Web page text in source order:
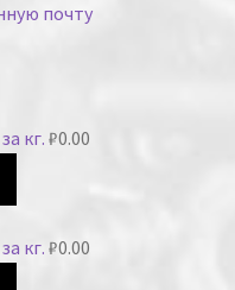
почту
кг. ₽0.00
кг. ₽0.00